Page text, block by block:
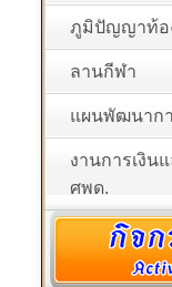
ภูมิปัญญาท้อ
ลานกีฬา
แผนพัฒนาก
งานการเงิน
ศพด.